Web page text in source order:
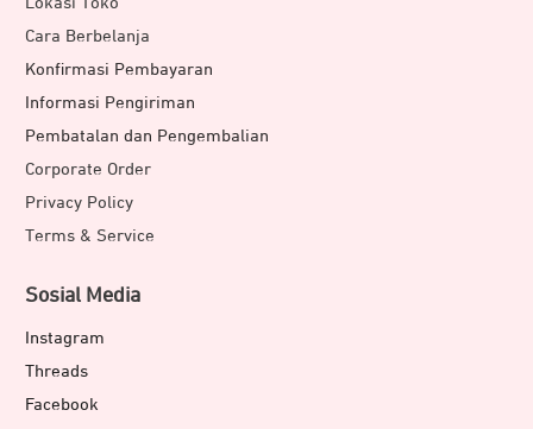
Cara Berbelanja
Konfirmasi Pembayaran
Informasi Pengiriman
Pembatalan dan Pengembalian
Corporate Order
Privacy Policy
Terms & Service
Sosial Media
Instagram
Threads
Facebook